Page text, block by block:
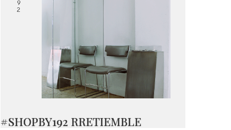
9
2
#SHOPBY192 RRETIEMBLE